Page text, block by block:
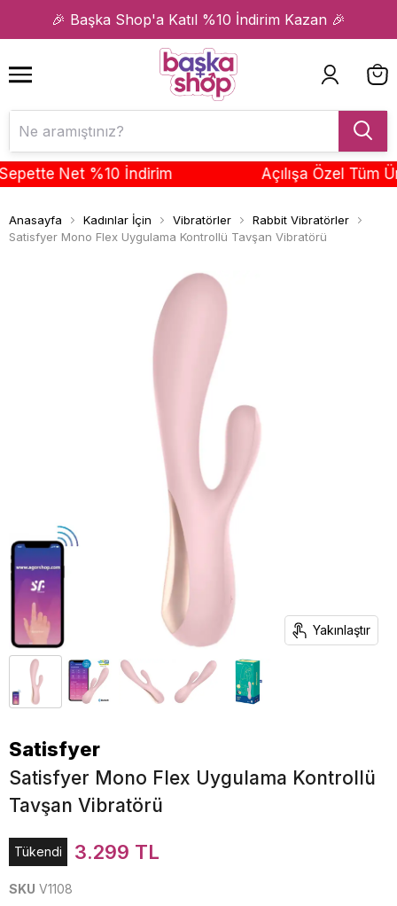
🎉 Başka Shop'a Katıl %10 İndirim Kazan 🎉
1 2
Net %10 İndirim Açılışa Özel Tüm
Anasayfa Kadınlar İçin Vibratörler
Rabbit Vibratörler
Satisfyer Mono Flex Uygulama Kontrollü Tavşan Vibratörü
Yakınlaştır
Satisfyer
Satisfyer Mono Flex Uygulama Kontrollü
Tavşan Vibratörü
Tükendi 3.299 TL
SKU V1108